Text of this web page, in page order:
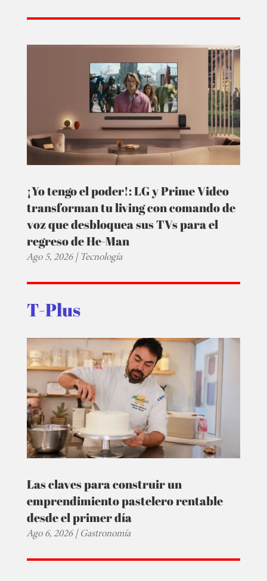
¡Yo tengo el poder!: LG y Prime Video
transforman tu living con comando de
voz que desbloquea sus TVs para el
regreso de He-Man
Ago 5, 2026|Tecnología
T-Plus
Las claves para construir un
emprendimiento pastelero rentable
desde el primer día
Ago 6, 2026|Gastronomía